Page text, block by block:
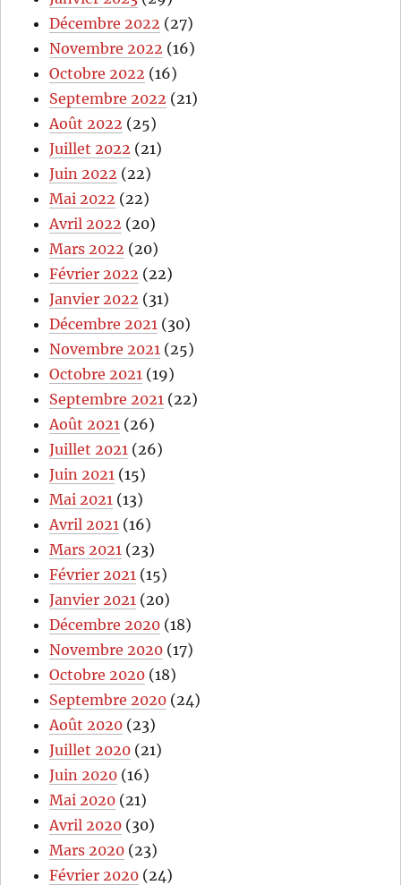
Décembre 2022 (27)
Novembre 2022 (16)
Octobre 2022 (16)
Septembre 2022 (21)
Août 2022 (25)
Juillet 2022 (21)
Juin 2022 (22)
Mai 2022 (22)
Avril 2022 (20)
Mars 2022 (20)
Février 2022 (22)
Janvier 2022 (31)
Décembre 2021 (30)
Novembre 2021 (25)
Octobre 2021 (19)
Septembre 2021 (22)
Août 2021 (26)
Juillet 2021 (26)
Juin 2021 (15)
Mai 2021 (13)
Avril 2021 (16)
Mars 2021 (23)
Février 2021 (15)
Janvier 2021 (20)
Décembre 2020 (18)
Novembre 2020 (17)
Octobre 2020 (18)
Septembre 2020 (24)
Août 2020 (23)
Juillet 2020 (21)
Juin 2020 (16)
Mai 2020 (21)
Avril 2020 (30)
Mars 2020 (23)
Février 2020 (24)